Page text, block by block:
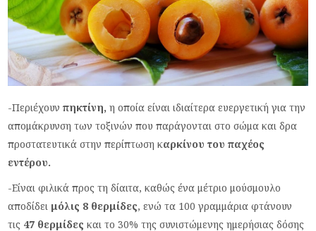
-Περιέχουνπηκτίνη, η οποία είναι ιδιαίτερα ευεργετική για την
απομάκρυνση των τοξινών που παράγονται στο σώμα και δρα
προστατευτικά στην περίπτωση καρκίνου του παχέος
εντέρου.
-Είναι φιλικά προς τη δίαιτα, καθώς ένα μέτριο μούσμουλο
αποδίδει μόλις 8 θερμίδες, ενώ τα 100 γραμμάρια φτάνουν
τις 47 θερμίδες και το 30% της συνιστώμενης ημερήσιας δόσης